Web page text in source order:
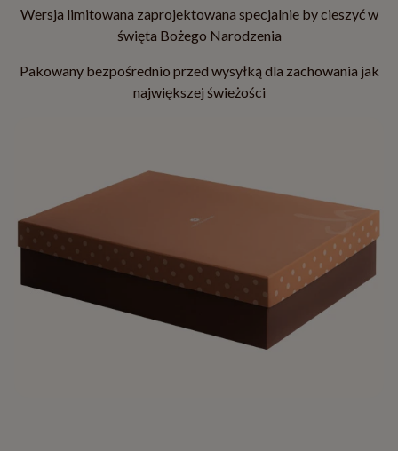
Wersja limitowana zaprojektowana specjalnie by cieszyć w
święta Bożego Narodzenia
Pakowany bezpośrednio przed wysyłką dla zachowania jak
największej świeżości